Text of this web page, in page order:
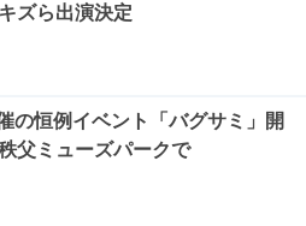
ズら出演決定
の恒例イベント「バグサミ」開
父ミューズパークで